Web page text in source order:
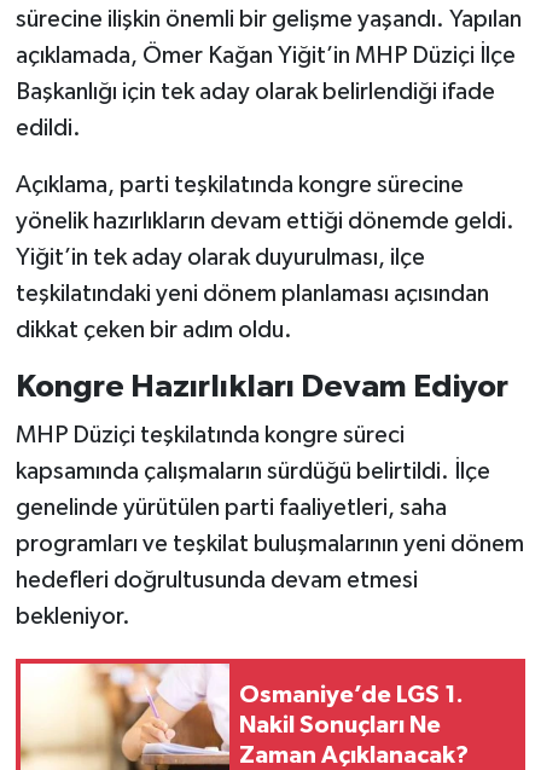
sürecine ilişkin önemli bir gelişme yaşandı. Yapılan
açıklamada, Ömer Kağan Yiğit’in MHP Düziçi İlçe
Başkanlığı için tek aday olarak belirlendiği ifade
edildi.
Açıklama, parti teşkilatında kongre sürecine
yönelik hazırlıkların devam ettiği dönemde geldi.
Yiğit’in tek aday olarak duyurulması, ilçe
teşkilatındaki yeni dönem planlaması açısından
dikkat çeken bir adım oldu.
Kongre Hazırlıkları Devam Ediyor
MHP Düziçi teşkilatında kongre süreci
kapsamında çalışmaların sürdüğü belirtildi. İlçe
genelinde yürütülen parti faaliyetleri, saha
programları ve teşkilat buluşmalarının yeni dönem
hedefleri doğrultusunda devam etmesi
bekleniyor.
Osmaniye’de LGS 1.
Nakil Sonuçları Ne
Zaman Açıklanacak?